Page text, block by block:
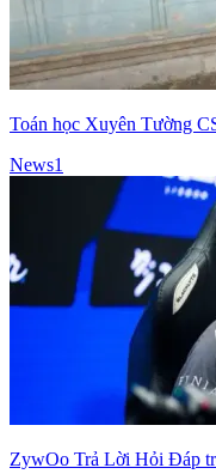
Toán học Xuyên Tường
News1
ZywOo Trả Lời Hỏi Đáp